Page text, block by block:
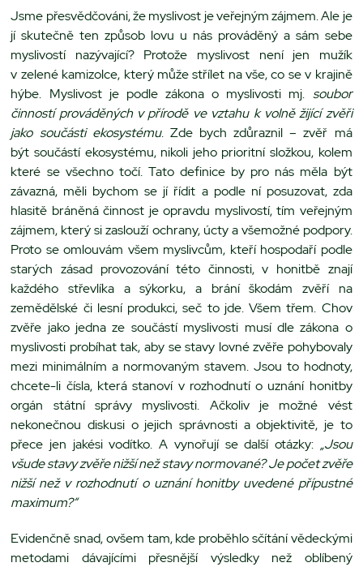
Jsme přesvědčováni, že myslivost je veřejným zájmem. Ale je
jí skutečně ten způsob lovu u nás prováděný a sám sebe
myslivostí nazývající? Protože myslivost není jen mužík
v zelené kamizolce, který může střílet na vše, co se v krajině
hýbe. Myslivost je podle zákona o myslivosti mj. soubor
činností prováděných v přírodě ve vztahu k volně žijící zvěři
jako součásti ekosystému. Zde bych zdůraznil – zvěř má
být součástí ekosystému, nikoli jeho prioritní složkou, kolem
které se všechno točí. Tato definice by pro nás měla být
závazná, měli bychom se jí řídit a podle ní posuzovat, zda
hlasitě bráněná činnost je opravdu myslivostí, tím veřejným
zájmem, který si zaslouží ochrany, úcty a všemožné podpory.
Proto se omlouvám všem myslivcům, kteří hospodaří podle
starých zásad provozování této činnosti, v honitbě znají
každého střevlíka a sýkorku, a brání škodám zvěří na
zemědělské či lesní produkci, seč to jde. Všem třem. Chov
zvěře jako jedna ze součástí myslivosti musí dle zákona o
myslivosti probíhat tak, aby se stavy lovné zvěře pohybovaly
mezi minimálním a normovaným stavem. Jsou to hodnoty,
chcete-li čísla, která stanoví v rozhodnutí o uznání honitby
orgán státní správy myslivosti. Ačkoliv je možné vést
nekonečnou diskusi o jejich správnosti a objektivitě, je to
přece jen jakési vodítko. A vynořují se další otázky: „Jsou
všude stavy zvěře nižší než stavy normované? Je počet zvěře
nižší než v rozhodnutí o uznání honitby uvedené přípustné
maximum?“
Evidenčně snad, ovšem tam, kde proběhlo sčítání vědeckými
metodami dávajícími přesnější výsledky než oblíbený